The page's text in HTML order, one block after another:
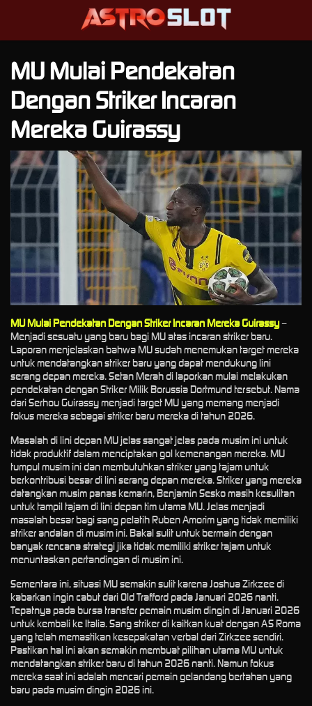
MU Mulai Pendekatan
Dengan Striker Incaran
Mereka Guirassy
MU Mulai Pendekatan Dengan Striker Incaran Mereka Guirassy–
Menjadi sesuatu yang baru bagi MU atas incaran striker baru.
Laporan menjelaskan bahwa MU sudah menemukan target mereka
untuk mendatangkan striker baru yang dapat mendukung lini
serang depan mereka. Setan Merah di laporkan mulai melakukan
pendekatan dengan Striker Milik Borussia Dortmund tersebut. Nama
dari Serhou Guirassy menjadi target MU yang memang menjadi
fokus mereka sebagai striker baru mereka di tahun 2026.
Masalah di lini depan MU jelas sangat jelas pada musim ini untuk
tidak produktif dalam menciptakan gol kemenangan mereka. MU
tumpul musim ini dan membutuhkan striker yang tajam untuk
berkontribusi besar di lini serang depan mereka. Striker yang mereka
datangkan musim panas kemarin, Benjamin Sesko masih kesulitan
untuk tampil tajam di lini depan tim utama MU. Jelas menjadi
masalah besar bagi sang pelatih Ruben Amorim yang tidak memiliki
striker andalan di musim ini. Bakal sulit untuk bermain dengan
banyak rencana strategi jika tidak memiliki striker tajam untuk
menuntaskan pertandingan di musim ini.
Sementara ini, situasi MU semakin sulit karena Joshua Zirkzee di
kabarkan ingin cabut dari Old Trafford pada Januari 2026 nanti.
Tepatnya pada bursa transfer pemain musim dingin di Januari 2026
untuk kembali ke Italia. Sang striker di kaitkan kuat dengan AS Roma
yang telah memastikan kesepakatan verbal dari Zirkzee sendiri.
Pastikan hal ini akan semakin membuat pilihan utama MU untuk
mendatangkan striker baru di tahun 2026 nanti. Namun fokus
mereka saat ini adalah mencari pemain gelandang bertahan yang
baru pada musim dingin 2026 ini.